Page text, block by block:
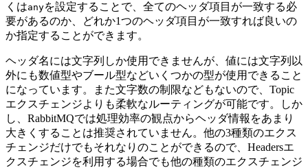
くはanyを設定することで、全てのヘッダ項目が一致する必
要があるのか、どれか1つのヘッダ項目が一致すれば良いの
か指定することができます。
ヘッダ名には文字列しか使用できませんが、値には文字列以
外にも数値型やブール型などいくつかの型が使用できること
になっています。また文字数の制限などもないので、Topic
エクスチェンジよりも柔軟なルーティングが可能です。しか
し、RabbitMQでは処理効率の観点からヘッダ情報をあまり
大きくすることは推奨されていません。他の3種類のエクス
チェンジだけでもそれなりのことができるので、Headersエ
クスチェンジを利用する場合でも他の種類のエクスチェンジ